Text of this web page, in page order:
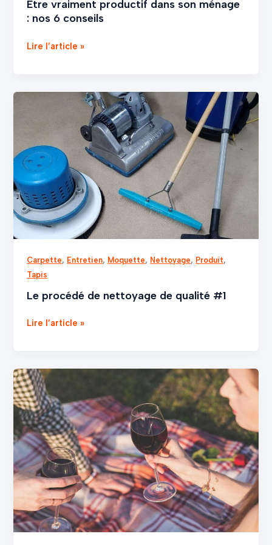
Être vraiment productif dans son ménage
: nos 6 conseils
Lire l’article »
Carpette, Entretien, Moquette, Nettoyage, Produit,
Tapis
Le procédé de nettoyage de qualité #1
nettoyage
de
qualité
#1
Lire l’article »
Vin
rouge
et
7
astuces
incroyable